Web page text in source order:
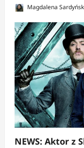
Magdalena
NEWS: Aktor z